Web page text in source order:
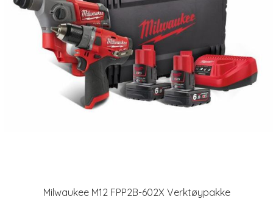
Milwaukee M12 FPP2B-602X Verktøypakke